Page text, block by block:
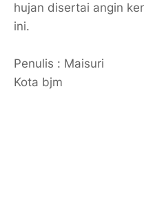
hujan disertai angin
ini.
Penulis : Maisuri
Kota bjm